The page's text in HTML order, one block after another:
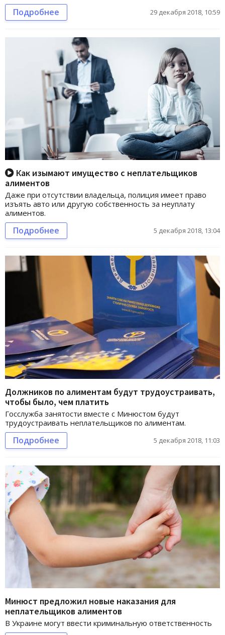
Подробнее 29 декабря 2018, 10:59
Как изымают имущество с неплательщиков
алиментов
Даже при отсутствии владельца, полиция имеет право
изъять авто или другую собственность за неуплату
алиментов.
Подробнее 5 декабря 2018, 13:04
Должников по алиментам будут трудоустраивать,
чтобы было, чем платить
Госслужба занятости вместе с Минюстом будут
трудоустраивать неплательщиков по алиментам.
Подробнее 5 декабря 2018, 11:03
Минюст предложил новые наказания для
неплательщиков алиментов
В Украине могут ввести криминальную ответственность